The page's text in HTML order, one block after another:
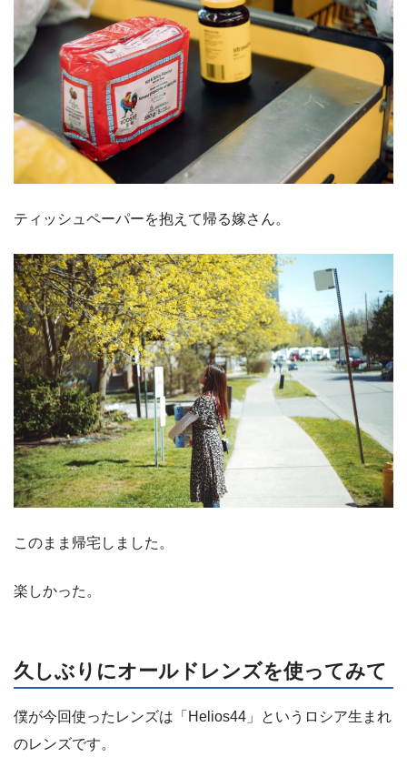
ティッシュペーパーを抱えて帰る嫁さん。
このまま帰宅しました。
楽しかった。
久しぶりにオールドレンズを使ってみて
僕が今回使ったレンズは「Helios44」というロシア生まれ
のレンズです。